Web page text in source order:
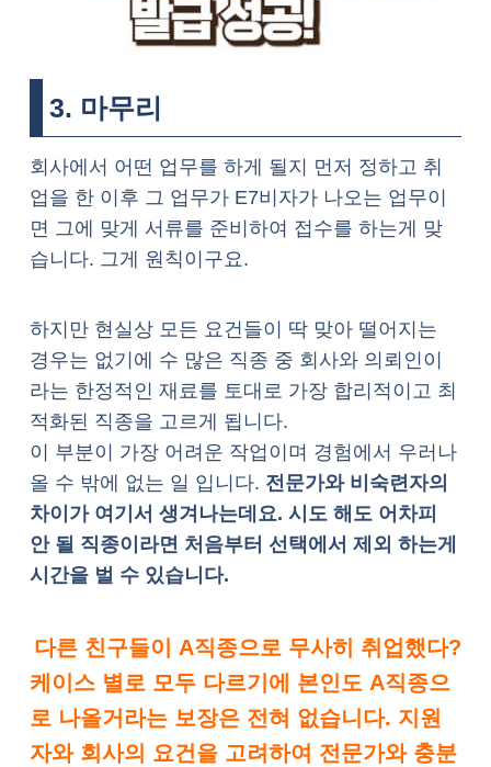
3. 마무리
회사에서 어떤 업무를 하게 될지 먼저 정하고 취
업을 한 이후 그 업무가 E7비자가 나오는 업무이
면 그에 맞게 서류를 준비하여 접수를 하는게 맞
습니다. 그게 원칙이구요.
하지만 현실상 모든 요건들이 딱 맞아 떨어지는
경우는 없기에 수 많은 직종 중 회사와 의뢰인이
라는 한정적인 재료를 토대로 가장 합리적이고 최
적화된 직종을 고르게 됩니다.
이 부분이 가장 어려운 작업이며 경험에서 우러나
올 수 밖에 없는 일 입니다. 전문가와 비숙련자의
차이가 여기서 생겨나는데요. 시도 해도 어차피
안 될 직종이라면 처음부터 선택에서 제외 하는게
시간을 벌 수 있습니다.
다른 친구들이 A직종으로 무사히 취업했다?
케이스 별로 모두 다르기에 본인도 A직종으
로 나올거라는 보장은 전혀 없습니다. 지원
자와 회사의 요건을 고려하여 전문가와 충분